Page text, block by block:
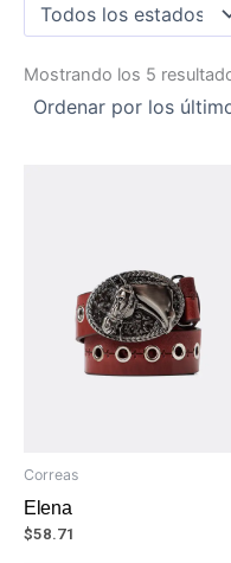
Mostrando los 5
Correas
Elena
$58.71